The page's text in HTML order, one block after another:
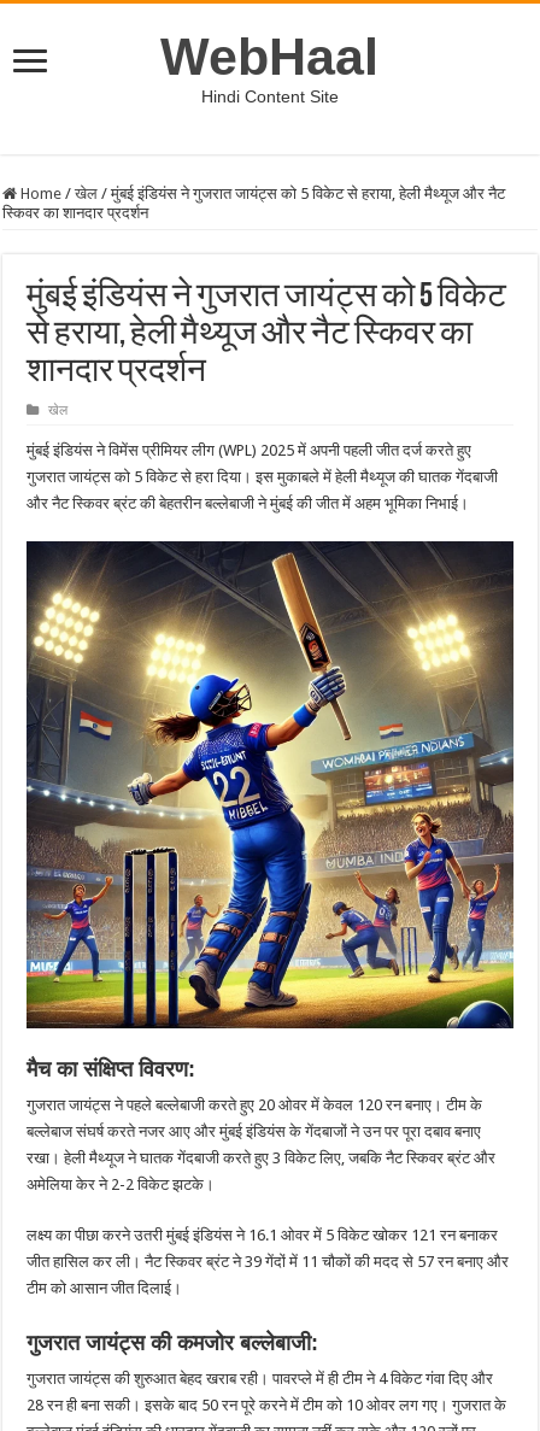
WebHaal
Hindi Content Site
Home / खेल / मुंबई इंडियंस ने गुजरात जायंट्स को 5 विकेट से हराया, हेली मैथ्यूज और नैट
स्किवर का शानदार प्रदर्शन
मुंबई इंडियंस ने गुजरात जायंट्स को 5 विकेट
से हराया, हेली मैथ्यूज और नैट स्किवर का
शानदार प्रदर्शन
खेल
मुंबई इंडियंस ने विमेंस प्रीमियर लीग (WPL) 2025 में अपनी पहली जीत दर्ज करते हुए
गुजरात जायंट्स को 5 विकेट से हरा दिया। इस मुकाबले में हेली मैथ्यूज की घातक गेंदबाजी
और नैट स्किवर ब्रंट की बेहतरीन बल्लेबाजी ने मुंबई की जीत में अहम भूमिका निभाई।
मैच का संक्षिप्त विवरण:
गुजरात जायंट्स ने पहले बल्लेबाजी करते हुए 20 ओवर में केवल 120 रन बनाए। टीम के
बल्लेबाज संघर्ष करते नजर आए और मुंबई इंडियंस के गेंदबाजों ने उन पर पूरा दबाव बनाए
रखा। हेली मैथ्यूज ने घातक गेंदबाजी करते हुए 3 विकेट लिए, जबकि नैट स्किवर ब्रंट और
अमेलिया केर ने 2-2 विकेट झटके।
लक्ष्य का पीछा करने उतरी मुंबई इंडियंस ने 16.1 ओवर में 5 विकेट खोकर 121 रन बनाकर
जीत हासिल कर ली। नैट स्किवर ब्रंट ने 39 गेंदों में 11 चौकों की मदद से 57 रन बनाए और
टीम को आसान जीत दिलाई।
गुजरात जायंट्स की कमजोर बल्लेबाजी:
गुजरात जायंट्स की शुरुआत बेहद खराब रही। पावरप्ले में ही टीम ने 4 विकेट गंवा दिए और
28 रन ही बना सकी। इसके बाद 50 रन पूरे करने में टीम को 10 ओवर लग गए। गुजरात के